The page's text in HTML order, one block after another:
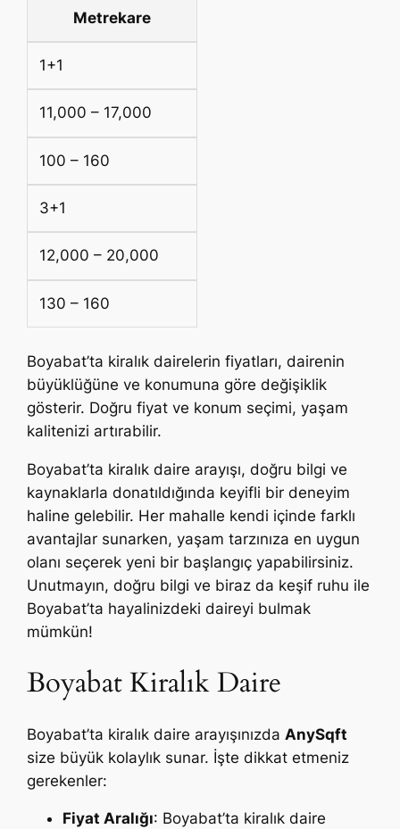
Metrekare
1+1
11,000 – 17,000
100 – 160
3+1
12,000 – 20,000
130 – 160
Boyabat’ta kiralık dairelerin fiyatları, dairenin
büyüklüğüne ve konumuna göre değişiklik
gösterir. Doğru fiyat ve konum seçimi, yaşam
kalitenizi artırabilir.
Boyabat’ta kiralık daire arayışı, doğru bilgi ve
kaynaklarla donatıldığında keyifli bir deneyim
haline gelebilir. Her mahalle kendi içinde farklı
avantajlar sunarken, yaşam tarzınıza en uygun
olanı seçerek yeni bir başlangıç yapabilirsiniz.
Unutmayın, doğru bilgi ve biraz da keşif ruhu ile
Boyabat’ta hayalinizdeki daireyi bulmak
mümkün!
Boyabat Kiralık Daire
Boyabat’ta kiralık daire arayışınızda AnySqft
size büyük kolaylık sunar. İşte dikkat etmeniz
gerekenler:
Fiyat Aralığı: Boyabat’ta kiralık daire